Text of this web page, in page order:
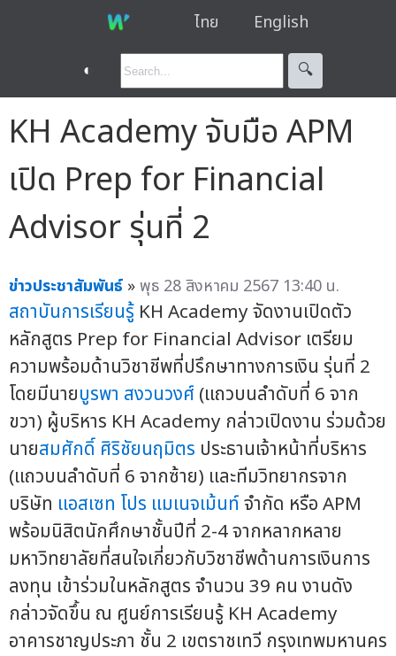
ไทย English
◐ 🔍︎
KH Academy จับมือ APM
เปิด Prep for Financial
Advisor รุ่นที่ 2
ข่าวประชาสัมพันธ์ »พุธ 28 สิงหาคม 2567 13:40 น.
สถาบันการเรียนรู้ KH Academy จัดงานเปิดตัว
หลักสูตร Prep for Financial Advisor เตรียม
ความพร้อมด้านวิชาชีพที่ปรึกษาทางการเงิน รุ่นที่ 2
โดยมีนายบูรพา สงวนวงศ์ (แถวบนลำดับที่ 6 จาก
ขวา) ผู้บริหาร KH Academy กล่าวเปิดงาน ร่วมด้วย
นายสมศักดิ์ ศิริชัยนฤมิตร ประธานเจ้าหน้าที่บริหาร
(แถวบนลำดับที่ 6 จากซ้าย) และทีมวิทยากรจาก
บริษัท แอสเซท โปร แมเนจเม้นท์จำกัด หรือ APM
พร้อมนิสิตนักศึกษาชั้นปีที่ 2-4 จากหลากหลาย
มหาวิทยาลัยที่สนใจเกี่ยวกับวิชาชีพด้านการเงินการ
ลงทุน เข้าร่วมในหลักสูตร จำนวน 39 คน งานดัง
กล่าวจัดขึ้น ณ ศูนย์การเรียนรู้ KH Academy
อาคารชาญประภา ชั้น 2 เขตราชเทวี กรุงเทพมหานคร